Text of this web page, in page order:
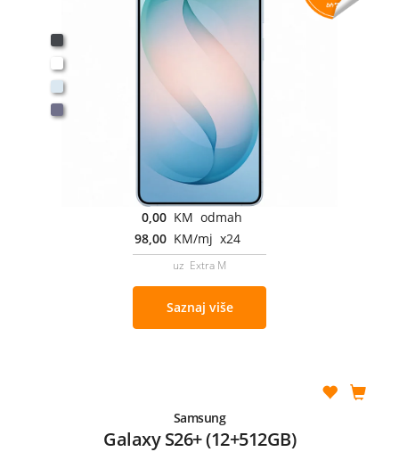
0,00 KM odmah
98,00 KM/mj x24
uz Extra M
Saznaj više
Samsung
Galaxy S26+ (12+512GB)